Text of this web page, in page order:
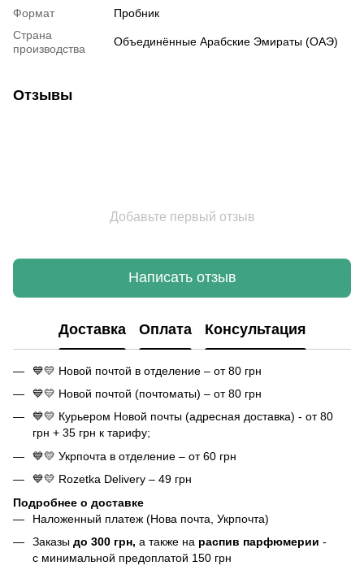
Формат
Пробник
Страна
производства
Объединённые Арабские Эмираты (ОАЭ)
Отзывы
Добавьте первый отзыв
Написать отзыв
Доставка Оплата Консультация
💙💛 Новой почтой в отделение – от 80 грн
💙💛 Новой почтой (почтоматы) – от 80 грн
💙💛 Курьером Новой почты (адресная доставка) - от 80
грн + 35 грн к тарифу;
💙💛 Укрпочта в отделение – от 60 грн
💙💛 Rozetka Delivery – 49 грн
Подробнее о доставке
Наложенный платеж (Нова почта, Укрпочта)
Заказы до 300 грн, а также на распив парфюмерии -
с минимальной предоплатой 150 грн